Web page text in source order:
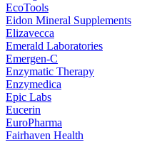
EcoTools
Eidon Mineral Supplements
Elizavecca
Emerald Laboratories
Emergen-C
Enzymatic Therapy
Enzymedica
Epic Labs
Eucerin
EuroPharma
Fairhaven Health